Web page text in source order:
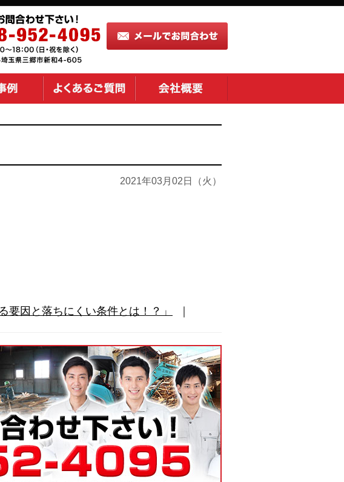
2021年03月02日（火）
因と落ちにくい条件とは！？」